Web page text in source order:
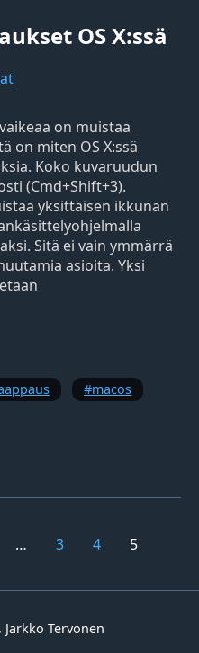
OS X:ssä
on muistaa
on miten OS X:ssä
Koko kuvaruudun
(Cmd+Shift+3).
yksittäisen ikkunan
Sitä ei vain ymmärrä
asioita. Yksi
macos
… 3 4 5
Tervonen